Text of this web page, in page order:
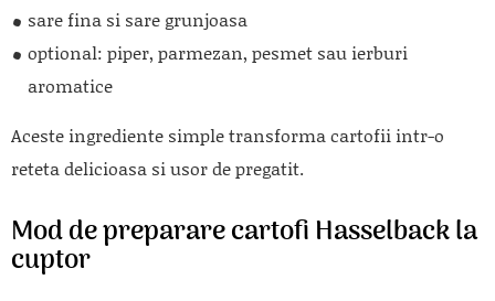
sare fina si sare grunjoasa
optional: piper, parmezan, pesmet sau ierburi
aromatice
Aceste ingrediente simple transforma cartofii intr-o
reteta delicioasa si usor de pregatit.
Mod de preparare cartofi Hasselback la
cuptor